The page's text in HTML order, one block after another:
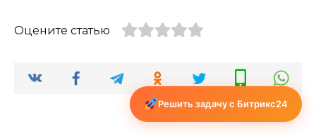
Оцените статью
Решить задачу с Битрикс24